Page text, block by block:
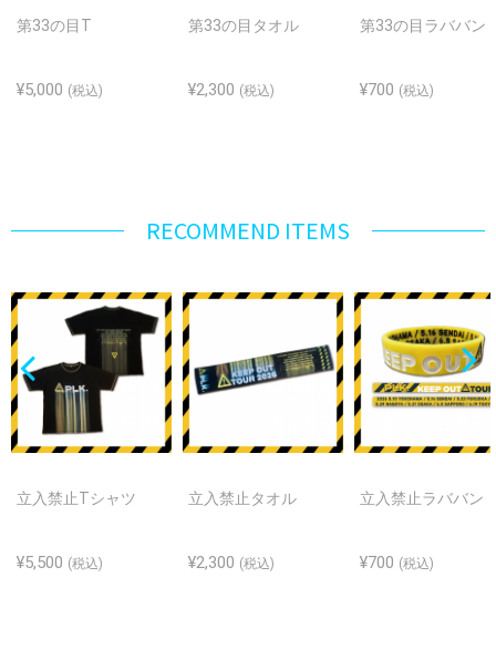
第33の目T
¥5,000 (税込)
第33の目タオル
¥2,300 (税込)
第33の目ラババン
¥700 (税込)
RECOMMEND ITEMS
立入禁止Tシャツ
¥5,500 (税込)
立入禁止タオル
¥2,300 (税込)
立入禁止ラババン
¥700 (税込)